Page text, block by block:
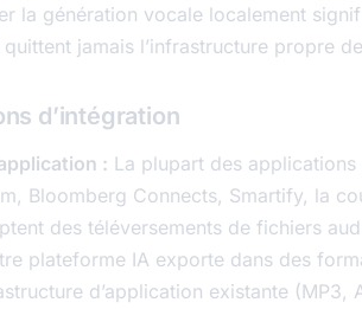
la génération vocale localement
quittent jamais l’infrastructure propre
d’intégration
: La plupart des
Bloomberg Connects, Smartify, la
des téléversements de fichiers
plateforme IA exporte dans des
d’application existante (MP3,